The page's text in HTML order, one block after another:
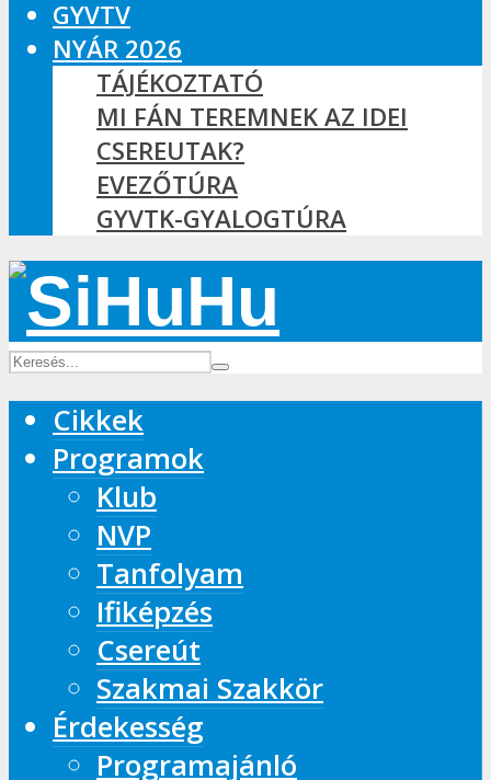
GYVTV
NYÁR 2026
TÁJÉKOZTATÓ
MI FÁN TEREMNEK AZ IDEI
CSEREUTAK?
EVEZŐTÚRA
GYVTK-GYALOGTÚRA
Cikkek
Programok
Klub
NVP
Tanfolyam
Ifiképzés
Csereút
Szakmai Szakkör
Érdekesség
Programajánló